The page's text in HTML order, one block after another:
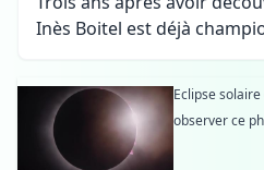
Inès Boitel est déjà
Eclipse
observer ce